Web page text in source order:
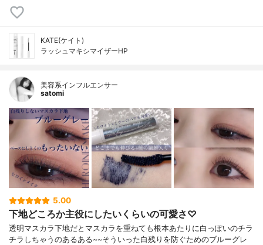
KATE(ケイト)
ラッシュマキシマイザーHP
美容系インフルエンサー
satomi
5.00
下地どころか主役にしたいくらいの可愛さ♡
透明マスカラ下地だとマスカラを重ねても根本あたりに白っぽいのチラ
チラしちゃうのあるある~~そういった白残りを防ぐためのブルーグレ